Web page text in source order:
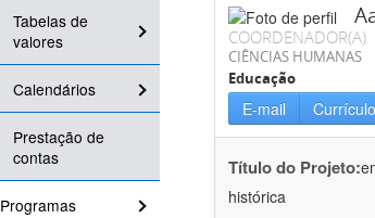
Tabelas de
valores
Calendários
Prestação de
contas
Programas
COORDENADOR(A)
CIÊNCIAS HUMANAS
Educação
E-mail Currículo
Título do Projeto:
histórica